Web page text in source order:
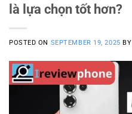
là lựa chọn tốt hơn?
POSTED ON SEPTEMBER 19, 2025 BY